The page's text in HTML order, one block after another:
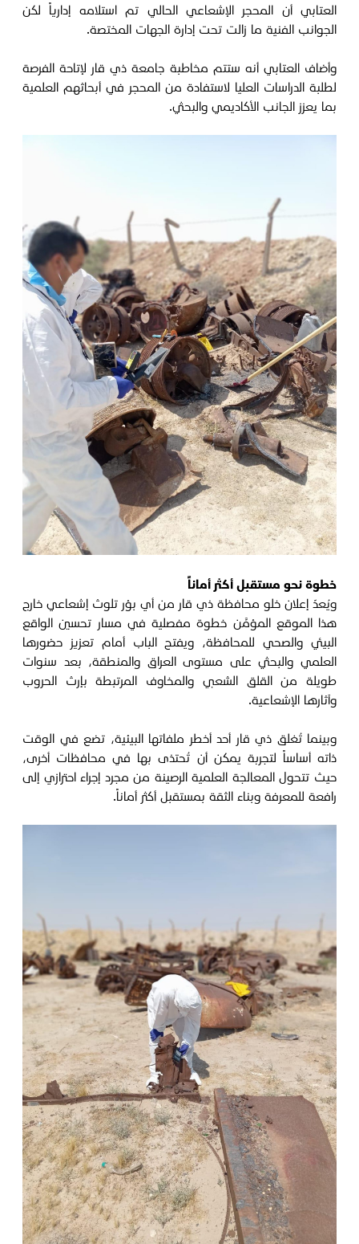
العتابي أن المحجر الإشعاعي الحالي تم استلامه إدارياً لكن
الجوانب الفنية ما زالت تحت إدارة الجهات المختصة.
وأضاف العتابي أنه ستتم مخاطبة جامعة ذي قار لإتاحة الفرصة
لطلبة الدراسات العليا لاستفادة من المحجر في أبحاثهم العلمية
بما يعزز الجانب الأكاديمي والبحثي.
خطوة نحو مستقبل أكثر أماناً
ويُعدّ إعلان خلو محافظة ذي قار من أي بؤر تلوث إشعاعي خارج
هذا الموقع المؤمَّن خطوة مفصلية في مسار تحسين الواقع
البيئي والصحي للمحافظة، ويفتح الباب أمام تعزيز حضورها
العلمي والبحثي على مستوى العراق والمنطقة، بعد سنوات
طويلة من القلق الشعبي والمخاوف المرتبطة بإرث الحروب
وآثارها الإشعاعية.
وبينما تُغلق ذي قار أحد أخطر ملفاتها البيئية، تضع في الوقت
ذاته أساساً لتجربة يمكن أن تُحتذى بها في محافظات أخرى،
حيث تتحول المعالجة العلمية الرصينة من مجرد إجراء احترازي إلى
رافعة للمعرفة وبناء الثقة بمستقبل أكثر أماناً.